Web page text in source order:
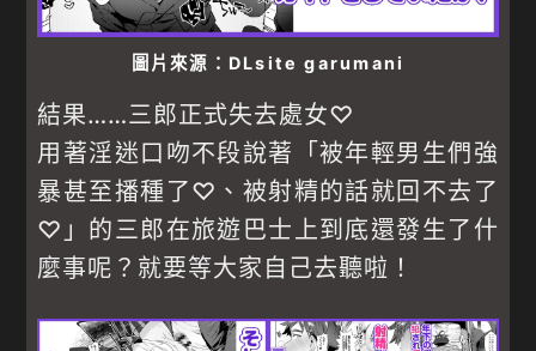
圖片來源：DLsite garumani
結果……三郎正式失去處女♡
用著淫迷口吻不段說著「被年輕男生們強
暴甚至播種了♡、被射精的話就回不去了
♡」的三郎在旅遊巴士上到底還發生了什
麼事呢？就要等大家自己去聽啦！